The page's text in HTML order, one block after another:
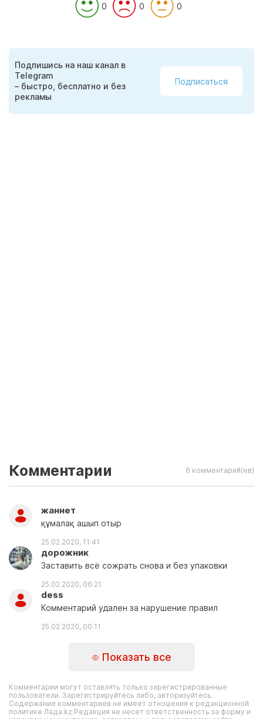
0 0 0
Подпишись на наш канал в
Telegram
– быстро, бесплатно и без
рекламы
Подписаться
Комментарии 6 комментарий(ев)
жаннет
құмалақ ашып отыр
25.02.2020, 11:41
дорожник
Заставить всё сожрать снова и без упаковки
25.02.2020, 06:21
dess
Комментарий удален за нарушение правил
25.02.2020, 00:11
Показать все
Комментарии могут оставлять только зарегистрированные
пользователи. Зарегистрируйтесь либо, авторизуйтесь.
Содержание комментариев не имеет отношения к редакционной
политике Лада.kz.Редакция не несет ответственность за форму и